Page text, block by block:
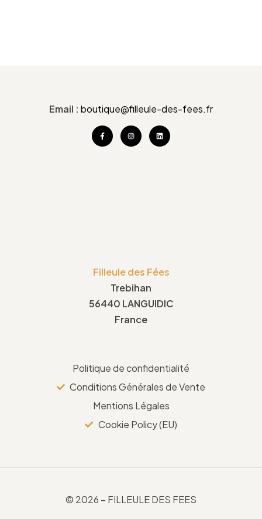
Email : boutique@filleule-des-fees.fr
56440 LANGUIDIC
France
Mentions Légales
Cookie Policy (EU)
© 2026 – FILLEULE DES FEES